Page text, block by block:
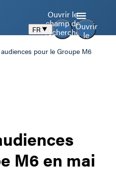
Ouvrir
le
FR
Ouvrir le
champ de
recherche
pour le Groupe M6
M6 en mai